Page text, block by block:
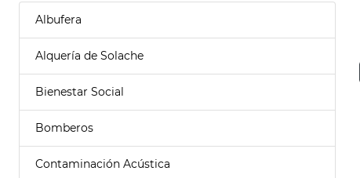
Albufera
Alquería de Solache
Bienestar Social
Bomberos
Contaminación Acústica